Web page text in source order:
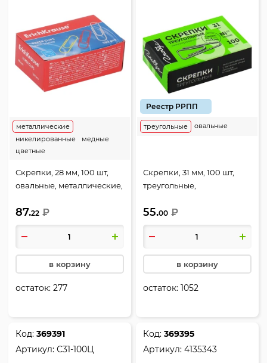
металлические
никелированные
медные
цветные
Скрепки, 28 мм, 100 шт,
овальные, металлические,
коробка, Erich Krause,
24871
87.22 ₽
в корзину
остаток:277
Реестр РРПП
треугольные овальные
Скрепки, 31 мм, 100 шт,
треугольные,
серебро, картонная
коробка, Globus, С31-100Н
55.00 ₽
в корзину
остаток:1052
Код:369391
Артикул:С31-100Ц
Код:369395
Артикул:4135343